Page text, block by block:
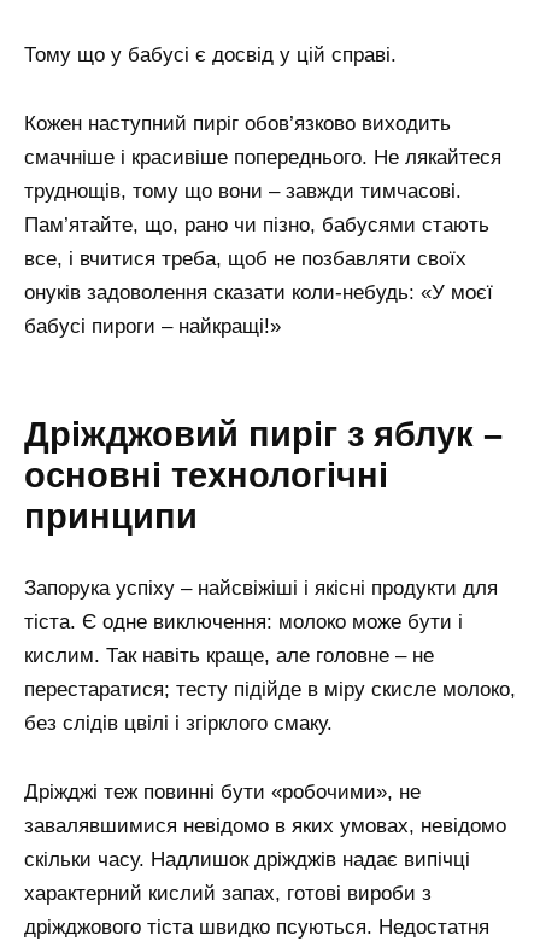
Тому що у бабусі є досвід у цій справі.
Кожен наступний пиріг обов’язково виходить
смачніше і красивіше попереднього. Не лякайтеся
труднощів, тому що вони – завжди тимчасові.
Пам’ятайте, що, рано чи пізно, бабусями стають
все, і вчитися треба, щоб не позбавляти своїх
онуків задоволення сказати коли-небудь: «У моєї
бабусі пироги – найкращі!»
Дріжджовий пиріг з яблук –
основні технологічні
принципи
Запорука успіху – найсвіжіші і якісні продукти для
тіста. Є одне виключення: молоко може бути і
кислим. Так навіть краще, але головне – не
перестаратися; тесту підійде в міру скисле молоко,
без слідів цвілі і згірклого смаку.
Дріжджі теж повинні бути «робочими», не
завалявшимися невідомо в яких умовах, невідомо
скільки часу. Надлишок дріжджів надає випічці
характерний кислий запах, готові вироби з
дріжджового тіста швидко псуються. Недостатня